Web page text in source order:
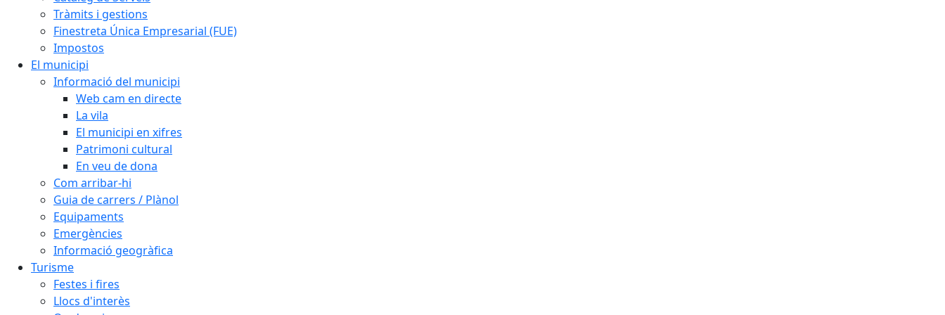
Tràmits i gestions
Finestreta Única Empresarial (FUE)
Impostos
El municipi
Informació del municipi
Web cam en directe
La vila
El municipi en xifres
Patrimoni cultural
En veu de dona
Com arribar-hi
Guia de carrers / Plànol
Equipaments
Emergències
Informació geogràfica
Turisme
Festes i fires
Llocs d'interès